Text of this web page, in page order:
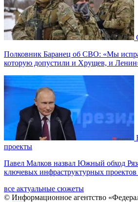
Полковник Баранец об СВО: «Мы
которую допустили и Хрущев, и
проекты
Павел Малков назвал Южный обход
ключевых инфраструктурных проектов
все актуальные сюжеты
© Информационное агентство